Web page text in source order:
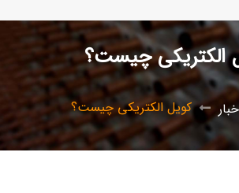
الکتریکی چیست؟
کویل الکتریکی چیست؟